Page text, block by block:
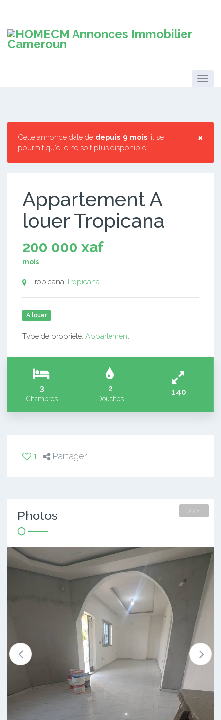
×
Cette annonce date de depuis 9 mois, il se
pourrait qu'elle ne soit plus disponible.
Appartement A
louer Tropicana
200 000 xaf
mois
Tropicana Tropicana
A louer
Type de propriété: Appartement
3
Chambres
2
Douches
140
1 Partager
Photos 2 / 8